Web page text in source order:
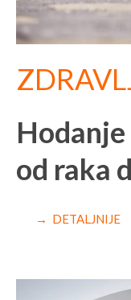
od raka
→ DETALJNIJE